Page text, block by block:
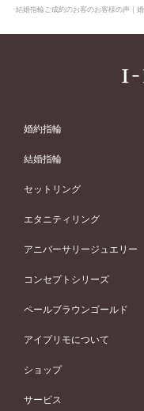
結婚指輪ご成約のお客のお客様の声｜
婚約指輪
婚約指輪 (エンゲージリング)
婚約指輪一覧
ピンクゴールド
ペールブラウンゴールド
ウェーブライン
V字ライン
ワンサイドメレ
ダブルサイドメレ
シンプル
フェミニン
モード
50万円台～
40万円台～
30万円台～
婚約指輪 人気ランキング
婚約ネックレス
結婚指輪
結婚指輪 (マリッジリング)
結婚指輪一覧
ピンクゴールド
ペールブラウンゴールド
ウェーブライン
V字ライン
ワンメレ
セベラルメレ
シンプル
フェミニン
モード
50万円～
40万円～50万円
セットリング
セットリング
セットリング一覧
ピンクゴールド
ペールブラウンゴールド
エタニティリング
エタニティリング
エタニティリング一覧
ピンクゴールド
ペールブラウンゴールド
アニバーサリージュエリー
アニバーサリージュエリー
アニバーサリージュエリー
ファッションリング
ブレスレット
コンセプトシリーズ
コンセプトシリーズ
オリジンビリーフ
エトワル
ペールブラウンゴールド
アイプリモについて
アイプリモについて
パーソナルハンド診断
ショップ
店舗一覧
サービス